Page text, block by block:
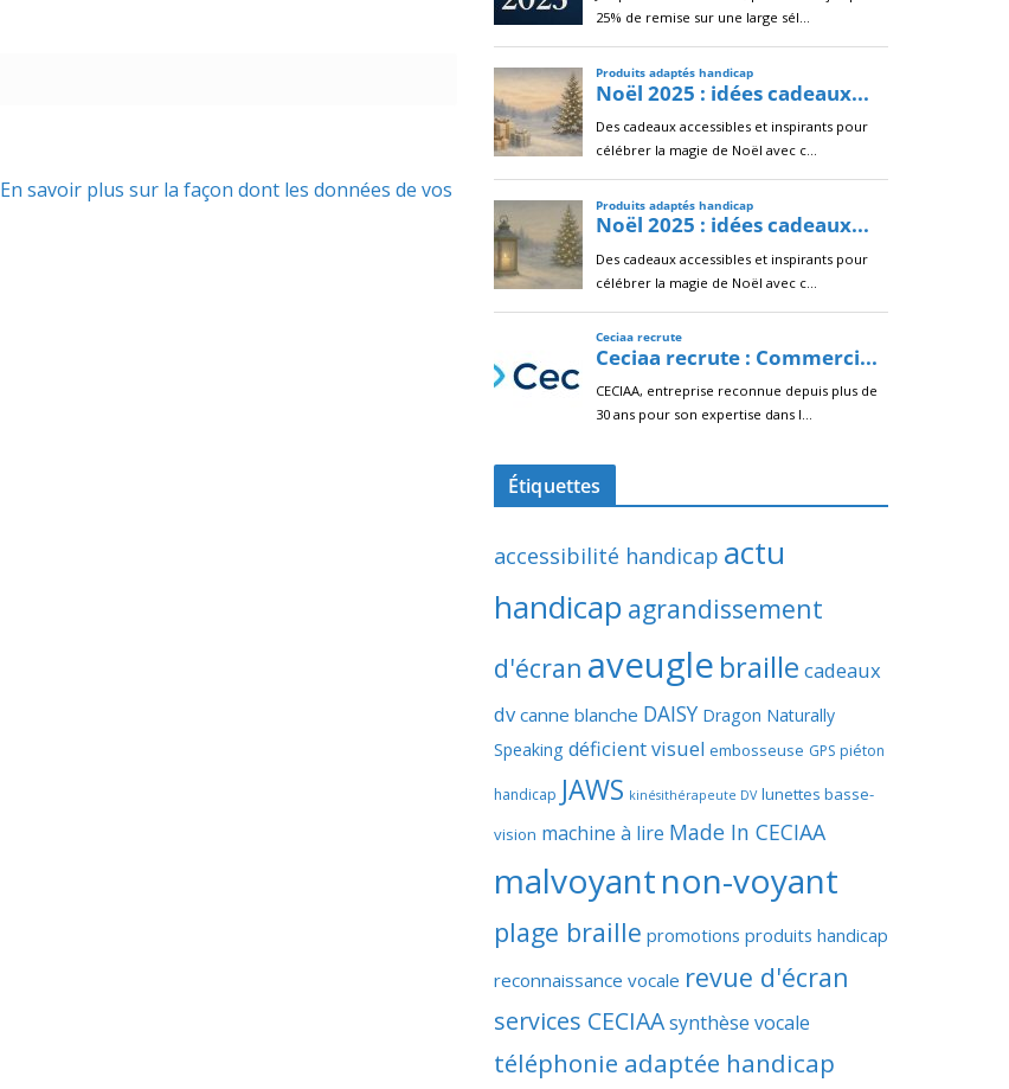
En savoir plus sur la façon dont les données de vos
Étiquettes
accessibilité handicap actu
handicap agrandissement
d'écran aveugle braille cadeaux
dv canne blanche DAISY Dragon Naturally
Speaking déficient visuel embosseuse GPS piéton
handicap JAWS kinésithérapeute DV lunettes basse-
vision machine à lire Made In CECIAA
malvoyantnon-voyant
plage braille promotions produits handicap
reconnaissance vocale revue d'écran
services CECIAAsynthèse vocale
téléphonie adaptée handicap